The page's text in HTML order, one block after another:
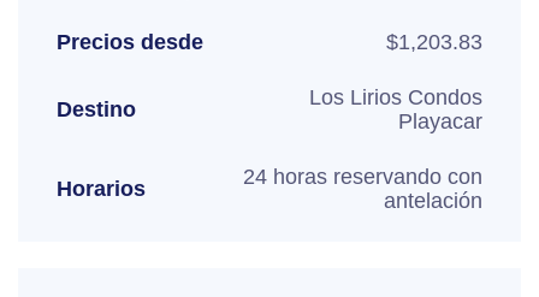
Precios desde $1,203.83
Destino
Los Lirios Condos
Playacar
Horarios
24 horas reservando con
antelación